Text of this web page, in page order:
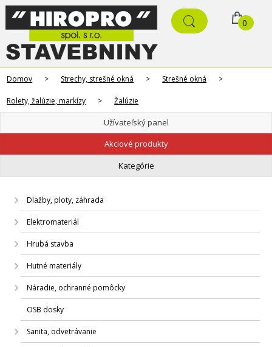
0
Domov > Strechy, strešné okná > Strešné okná >
Rolety, žalúzie, markízy > Žalúzie
Užívateľský panel
Akciové produkty
Kategórie
Dlažby, ploty, záhrada
Elektromateriál
Hrubá stavba
Hutné materiály
Náradie, ochranné pomôcky
OSB dosky
Sanita, odvetrávanie